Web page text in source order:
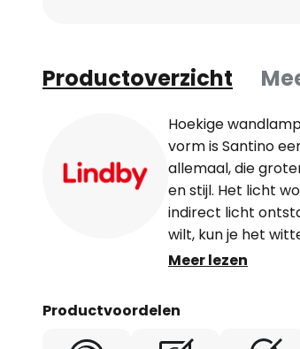
Productoverzicht
Hoekige
vorm is Santino
allemaal, die
en stijl. Het licht
indirect licht
wilt, kun je het
decoreren met
Meer lezen
Productvoordelen